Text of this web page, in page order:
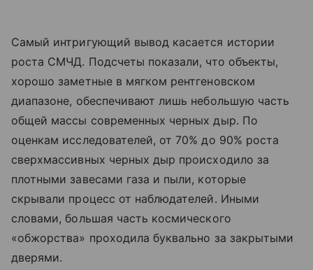
Самый интригующий вывод касается истории
роста СМЧД. Подсчеты показали, что объекты,
хорошо заметные в мягком рентгеновском
диапазоне, обеспечивают лишь небольшую часть
общей массы современных черных дыр. По
оценкам исследователей, от 70% до 90% роста
сверхмассивных черных дыр происходило за
плотными завесами газа и пыли, которые
скрывали процесс от наблюдателей. Иными
словами, большая часть космического
«обжорства» проходила буквально за закрытыми
дверями.